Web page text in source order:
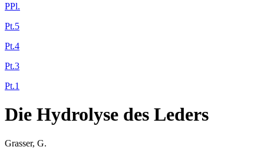
PPl.
Pt.5
Pt.4
Pt.3
Pt.1
Die Hydrolyse des Leders
Grasser, G.